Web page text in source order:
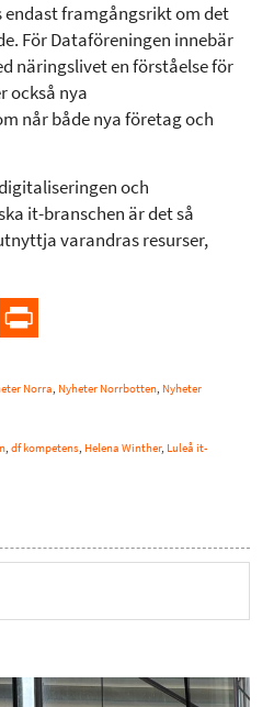
framgångsrikt om det
För Dataföreningen innebär
näringslivet en förståelse för
också nya
når både nya företag och
och
it-branschen är det så
varandras resurser,
Evernote
Norra, Nyheter Norrbotten, Nyheter
,df kompetens, Helena Winther, Luleå it-